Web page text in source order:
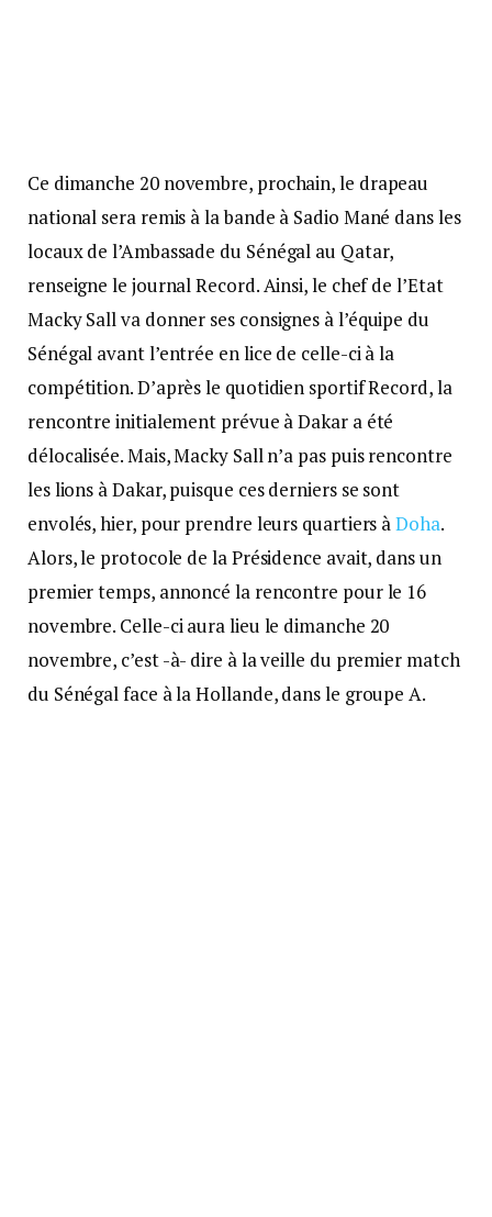
Ce dimanche 20 novembre, prochain, le drapeau
national sera remis à la bande à Sadio Mané dans les
locaux de l’Ambassade du Sénégal au Qatar,
renseigne le journal Record. Ainsi, le chef de l’Etat
Macky Sall va donner ses consignes à l’équipe du
Sénégal avant l’entrée en lice de celle-ci à la
compétition. D’après le quotidien sportif Record, la
rencontre initialement prévue à Dakar a été
délocalisée. Mais, Macky Sall n’a pas puis rencontre
les lions à Dakar, puisque ces derniers se sont
envolés, hier, pour prendre leurs quartiers àDoha.
Alors, le protocole de la Présidence avait, dans un
premier temps, annoncé la rencontre pour le 16
novembre. Celle-ci aura lieu le dimanche 20
novembre, c’est -à- dire à la veille du premier match
du Sénégal face à la Hollande, dans le groupe A.